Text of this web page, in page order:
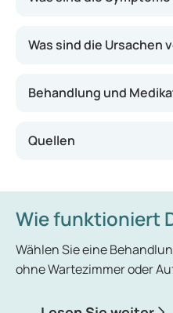
unter Schmerzen und
Fibromyalgie lassen
Diagnose gestaltet sich
existieren keine
Was sind die Ursachen
Behandlung und
Quellen
Wie funktioniert
Wählen Sie eine
ohne Wartezimmer oder